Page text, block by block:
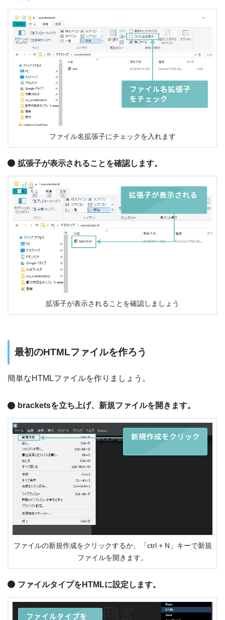
ファイル名拡張子にチェックを入れます
拡張子が表示されることを確認します。
拡張子が表示されることを確認しましょう
最初のHTMLファイルを作ろう
簡単なHTMLファイルを作りましょう。
bracketsを立ち上げ、新規ファイルを開きます。
ファイルの新規作成をクリックするか、「ctrl + N」キーで新規
ファイルを開きます。
ファイルタイプをHTMLに設定します。